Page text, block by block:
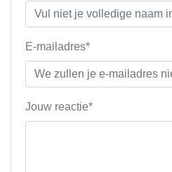
E-mailadres*
Jouw reactie*